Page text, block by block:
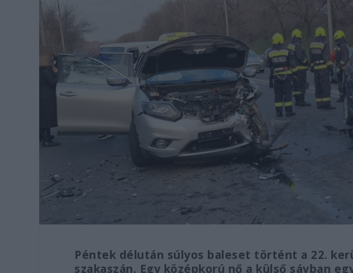
Péntek délután súlyos baleset történt a 22.
szakaszán. Egy középkorú nő a külső sávban